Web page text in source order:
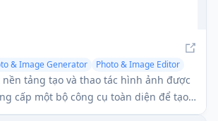
& Image Generator
Photo & Image Editor
tảng tạo và thao tác hình ảnh được
cấp một bộ công cụ toàn diện để tạo,
hóa hình ảnh.